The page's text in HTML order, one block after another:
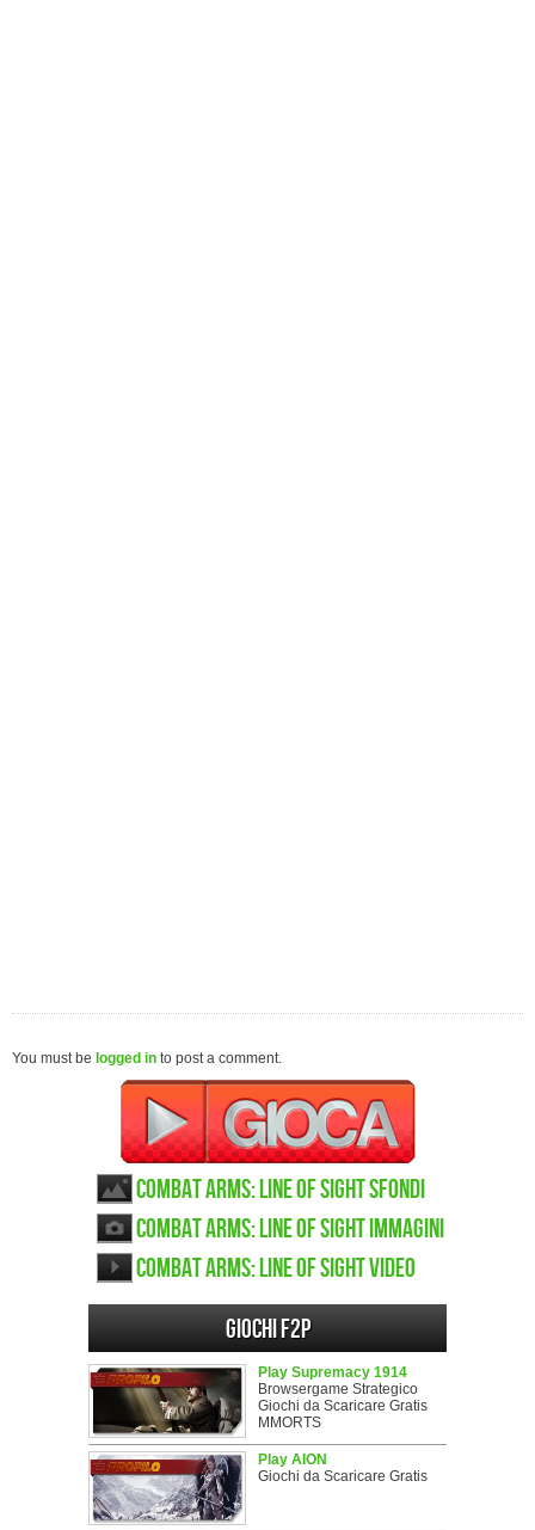
You must be logged in to post a comment.
Combat Arms: Line of Sight sfondi
Combat Arms: Line of Sight immagini
Combat Arms: Line of Sight video
Giochi F2P
Play Supremacy 1914
Browsergame Strategico
Giochi da Scaricare Gratis
MMORTS
Play AION
Giochi da Scaricare Gratis